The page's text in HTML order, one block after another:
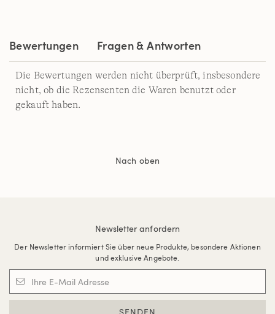
Bewertungen Fragen & Antworten
Die Bewertungen werden nicht überprüft, insbesondere
nicht, ob die Rezensenten die Waren benutzt oder
gekauft haben.
Nach oben
Newsletter anfordern
Der Newsletter informiert Sie über neue Produkte, besondere Aktionen
und exklusive Angebote.